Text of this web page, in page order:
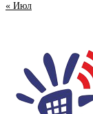
« Июл